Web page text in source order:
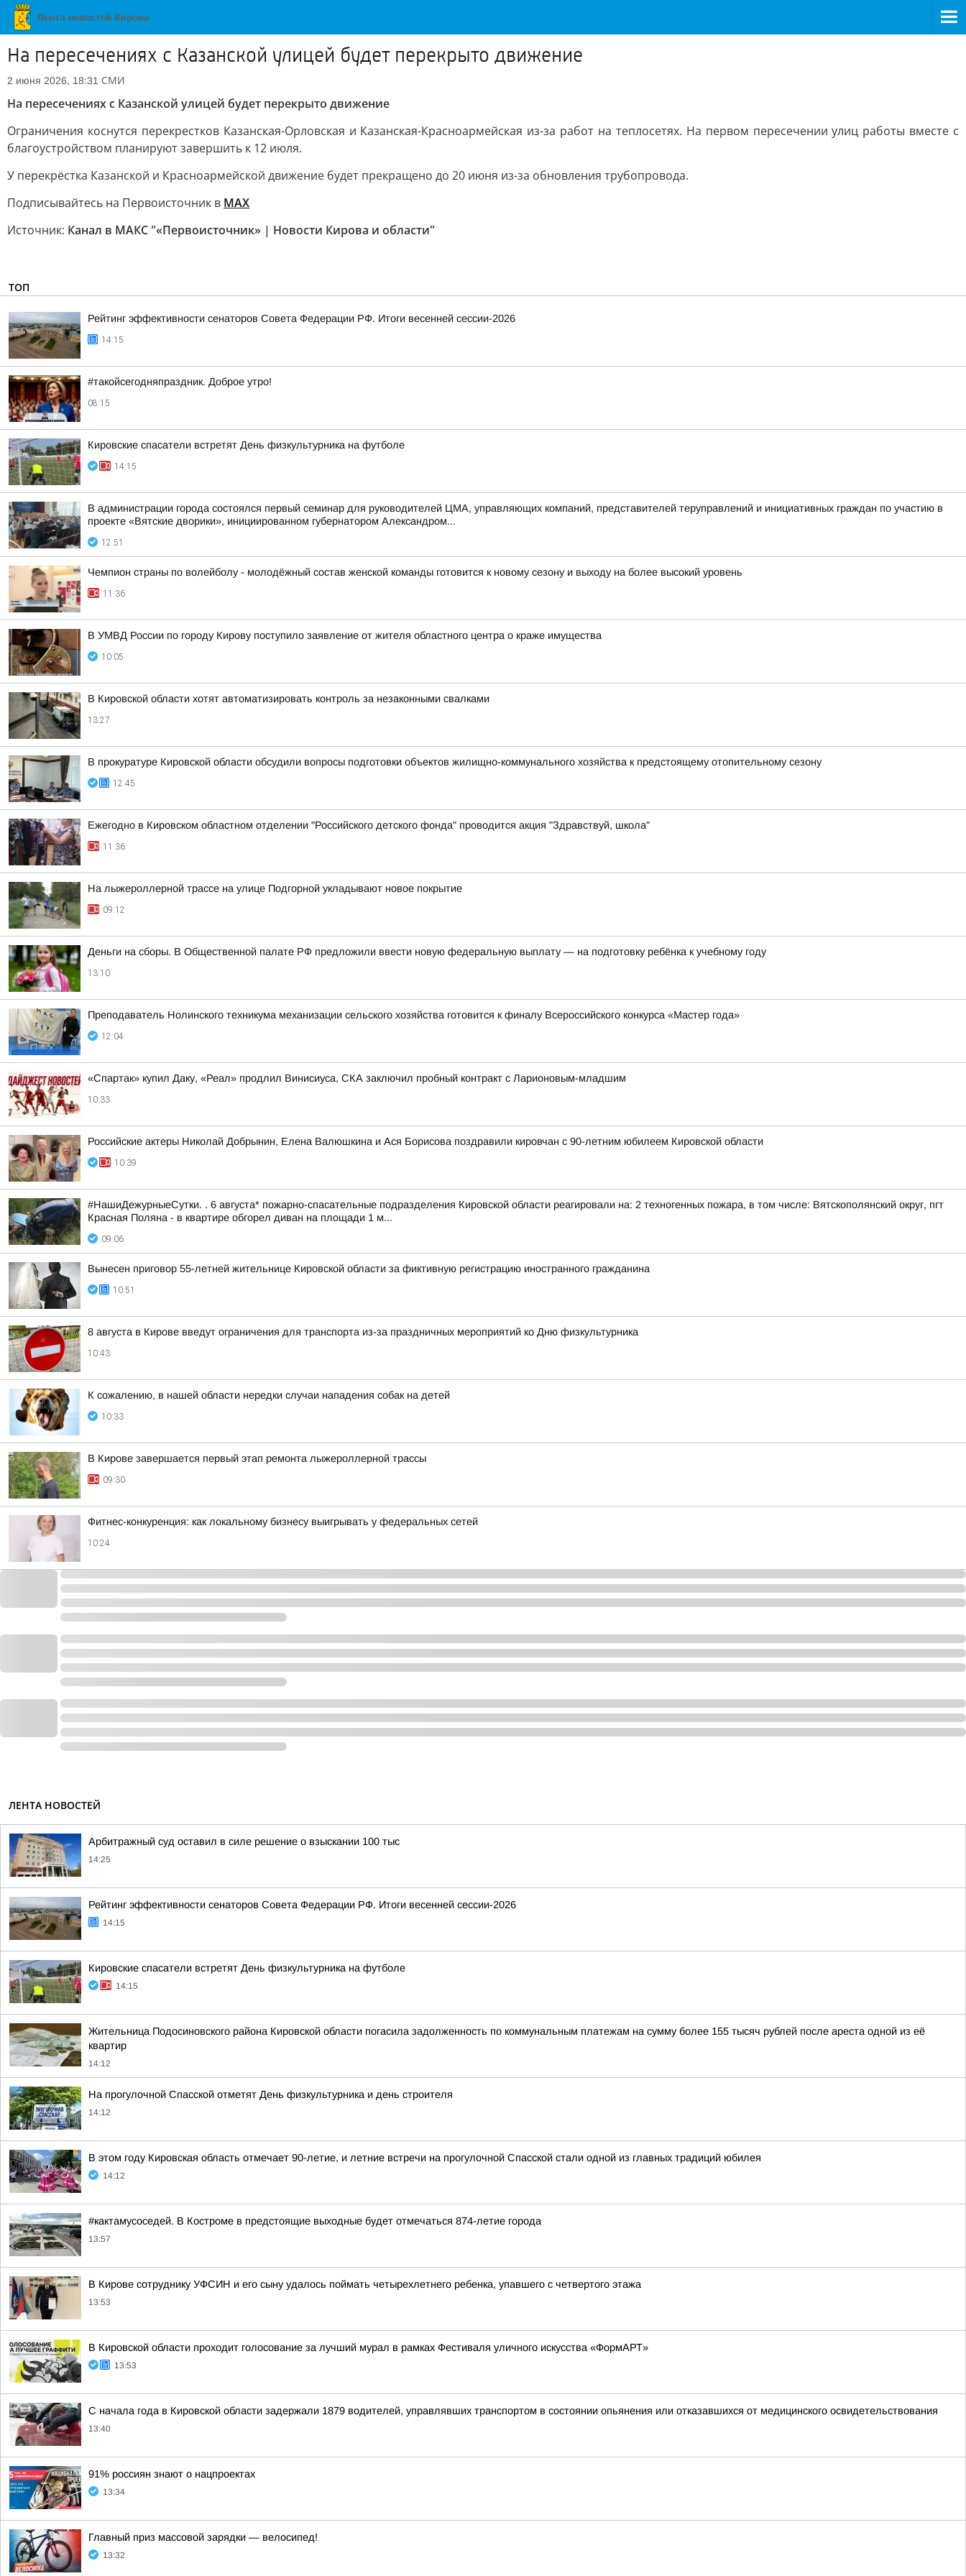
На пересечениях с Казанской улицей будет перекрыто движение
2 июня 2026, 18:31 СМИ
На пересечениях с Казанской улицей будет перекрыто движение
Ограничения коснутся перекрестков Казанская-Орловская и Казанская-Красноармейская из-за работ на теплосетях. На первом пересечении улиц работы вместе с
благоустройством планируют завершить к 12 июля.
У перекрёстка Казанской и Красноармейской движение будет прекращено до 20 июня из-за обновления трубопровода.
Подписывайтесь на Первоисточник в MAX
Источник: Канал в МАКС "«Первоисточник» | Новости Кирова и области"
ТОП
Рейтинг эффективности сенаторов Совета Федерации РФ. Итоги весенней сессии-2026
14:15
#такойсегодняпраздник. Доброе утро!
08:15
Кировские спасатели встретят День физкультурника на футболе
14:15
В администрации города состоялся первый семинар для руководителей ЦМА, управляющих компаний, представителей теруправлений и инициативных граждан по участию в
проекте «Вятские дворики», инициированном губернатором Александром...
12:51
Чемпион страны по волейболу - молодёжный состав женской команды готовится к новому сезону и выходу на более высокий уровень
11:36
В УМВД России по городу Кирову поступило заявление от жителя областного центра о краже имущества
10:05
В Кировской области хотят автоматизировать контроль за незаконными свалками
13:27
В прокуратуре Кировской области обсудили вопросы подготовки объектов жилищно-коммунального хозяйства к предстоящему отопительному сезону
12:45
Ежегодно в Кировском областном отделении "Российского детского фонда" проводится акция "Здравствуй, школа"
11:36
На лыжероллерной трассе на улице Подгорной укладывают новое покрытие
09:12
Деньги на сборы. В Общественной палате РФ предложили ввести новую федеральную выплату — на подготовку ребёнка к учебному году
13:10
Преподаватель Нолинского техникума механизации сельского хозяйства готовится к финалу Всероссийского конкурса «Мастер года»
12:04
«Спартак» купил Даку, «Реал» продлил Винисиуса, СКА заключил пробный контракт с Ларионовым-младшим
10:33
Российские актеры Николай Добрынин, Елена Валюшкина и Ася Борисова поздравили кировчан с 90-летним юбилеем Кировской области
10:39
#НашиДежурныеСутки. . 6 августа* пожарно-спасательные подразделения Кировской области реагировали на: 2 техногенных пожара, в том числе: Вятскополянский округ, пгт
Красная Поляна - в квартире обгорел диван на площади 1 м...
09:06
Вынесен приговор 55-летней жительнице Кировской области за фиктивную регистрацию иностранного гражданина
10:51
8 августа в Кирове введут ограничения для транспорта из-за праздничных мероприятий ко Дню физкультурника
10:43
К сожалению, в нашей области нередки случаи нападения собак на детей
10:33
В Кирове завершается первый этап ремонта лыжероллерной трассы
09:30
Фитнес-конкуренция: как локальному бизнесу выигрывать у федеральных сетей
10:24
ЛЕНТА НОВОСТЕЙ
Арбитражный суд оставил в силе решение о взыскании 100 тыс
14:25
Рейтинг эффективности сенаторов Совета Федерации РФ. Итоги весенней сессии-2026
14:15
Кировские спасатели встретят День физкультурника на футболе
14:15
Жительница Подосиновского района Кировской области погасила задолженность по коммунальным платежам на сумму более 155 тысяч рублей после ареста одной из её
квартир
14:12
На прогулочной Спасской отметят День физкультурника и день строителя
14:12
В этом году Кировская область отмечает 90-летие, и летние встречи на прогулочной Спасской стали одной из главных традиций юбилея
14:12
#кактамусоседей. В Костроме в предстоящие выходные будет отмечаться 874-летие города
13:57
В Кирове сотруднику УФСИН и его сыну удалось поймать четырехлетнего ребенка, упавшего с четвертого этажа
13:53
В Кировской области проходит голосование за лучший мурал в рамках Фестиваля уличного искусства «ФормАРТ»
13:53
С начала года в Кировской области задержали 1879 водителей, управлявших транспортом в состоянии опьянения или отказавшихся от медицинского освидетельствования
13:40
91% россиян знают о нацпроектах
13:34
Главный приз массовой зарядки — велосипед!
13:32